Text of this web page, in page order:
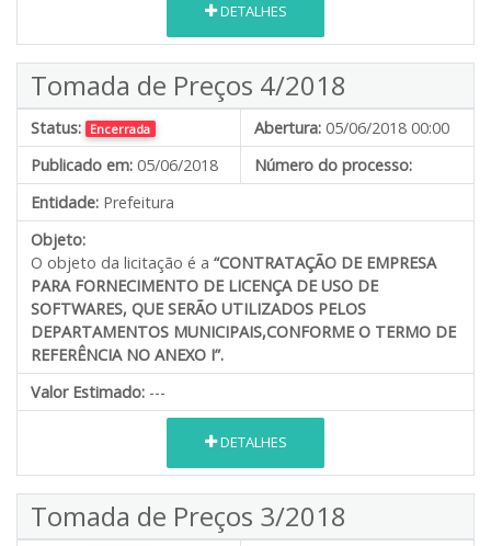
DETALHES
Tomada de Preços 4/2018
Status: Encerrada Abertura: 05/06/2018 00:00
Publicado em: 05/06/2018
Número do processo:
Entidade: Prefeitura
Objeto:
O objeto da licitação é a “CONTRATAÇÃO DE EMPRESA
PARA FORNECIMENTO DE LICENÇA DE USO DE
SOFTWARES, QUE SERÃO UTILIZADOS PELOS
DEPARTAMENTOS MUNICIPAIS,CONFORME O TERMO DE
REFERÊNCIA NO ANEXO I”.
Valor Estimado: ---
DETALHES
Tomada de Preços 3/2018